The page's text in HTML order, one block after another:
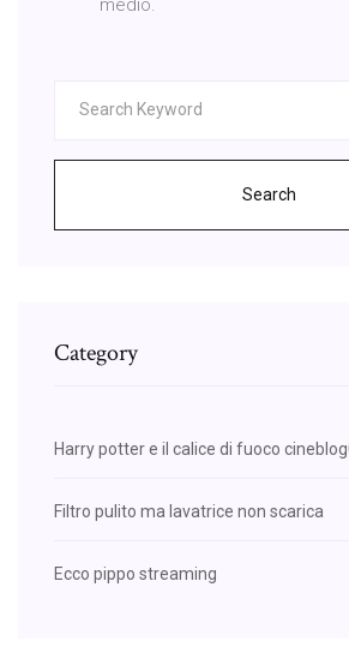
medio.
Search
Category
Harry potter e il calice di fuoco
Filtro pulito ma lavatrice non scarica
Ecco pippo streaming